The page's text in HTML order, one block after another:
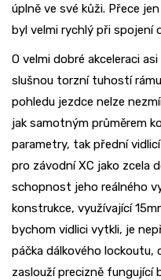
úplně ve své kůži. Přece
byl velmi rychlý při spojení
O velmi dobré akceleraci
slušnou torzní tuhostí
pohledu jezdce nelze
jak samotným průměrem
parametry, tak přední
pro závodní XC jako zcela
schopnost jeho reálného
konstrukce, využívající
bychom vidlici vytkli, je
páčka dálkového lockoutu,
zaslouží precizně fungující